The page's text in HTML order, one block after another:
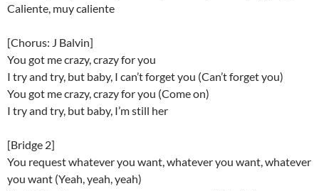
Caliente, muy caliente
[Chorus: J Balvin]
You got me crazy, crazy for you
I try and try, but baby, I can’t forget you (Can’t forget you)
You got me crazy, crazy for you (Come on)
I try and try, but baby, I’m still her
[Bridge 2]
You request whatever you want, whatever you want, whatever
you want (Yeah, yeah, yeah)